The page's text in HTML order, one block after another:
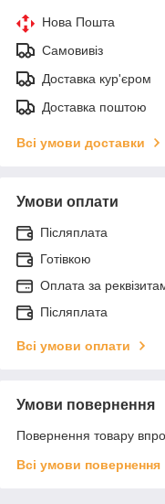
Нова Пошта
Самовивіз
Доставка кур'єром
Доставка поштою
Всі умови доставки
Умови оплати
Післяплата
Готівкою
Оплата за
Післяплата
Всі умови оплати
Умови повернення
Повернення товару
Всі умови повернення